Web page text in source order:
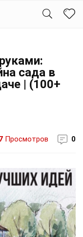
сада в
| (100+
Просмотров 0